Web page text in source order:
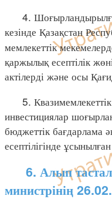
4.
кезінде Қазақстан
мемлекеттік
қаржылық есептілік
актілерді және осы
5. Квазимемлекеттік
инвестициялар
бюджеттік бағдарлама
есептілігінде
6. Алып
министрінің